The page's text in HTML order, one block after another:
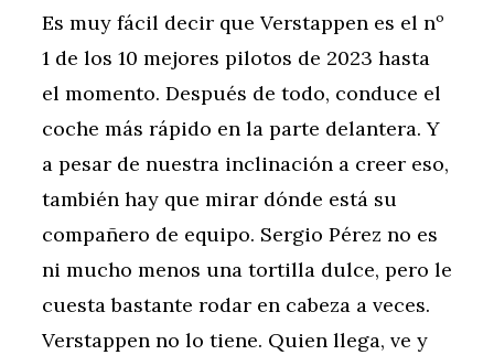
Es muy fácil decir que Verstappen es el nº
1 de los 10 mejores pilotos de 2023 hasta
el momento. Después de todo, conduce el
coche más rápido en la parte delantera. Y
a pesar de nuestra inclinación a creer eso,
también hay que mirar dónde está su
compañero de equipo. Sergio Pérez no es
ni mucho menos una tortilla dulce, pero le
cuesta bastante rodar en cabeza a veces.
Verstappen no lo tiene. Quien llega, ve y